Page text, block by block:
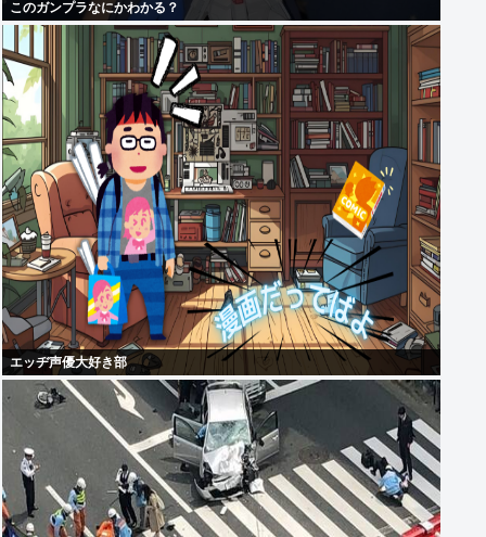
このガンプラなにかわかる？
エッヂ声優大好き部